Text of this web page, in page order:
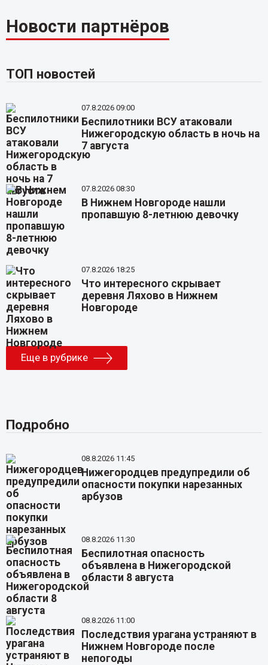
Новости партнёров
ТОП новостей
07.8.2026 09:00
Беспилотники ВСУ атаковали
Нижегородскую область в ночь на
7 августа
07.8.2026 08:30
В Нижнем Новгороде нашли
пропавшую 8-летнюю девочку
07.8.2026 18:25
Что интересного скрывает
деревня Ляхово в Нижнем
Новгороде
Еще в рубрике
Подробно
08.8.2026 11:45
Нижегородцев предупредили об
опасности покупки нарезанных
арбузов
08.8.2026 11:30
Беспилотная опасность
объявлена в Нижегородской
области 8 августа
08.8.2026 11:00
Последствия урагана устраняют в
Нижнем Новгороде после
непогоды